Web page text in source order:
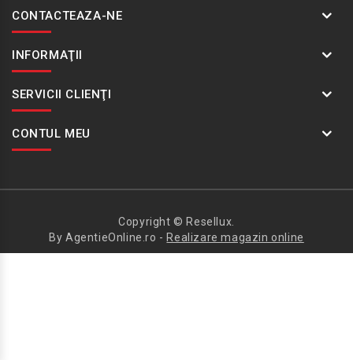
CONTACTEAZA-NE
INFORMAŢII
SERVICII CLIENŢI
CONTUL MEU
Copyright © Resellux.
By AgentieOnline.ro - Realizare magazin online